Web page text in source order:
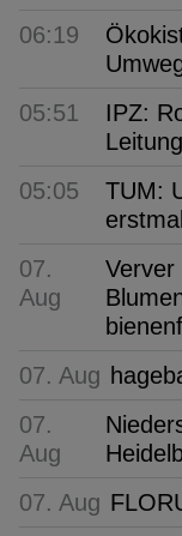
06:19
05:51
IPZ:
Leitung
05:05
TUM:
07.
Aug
Verver
07. Aug
07.
Aug
07. Aug